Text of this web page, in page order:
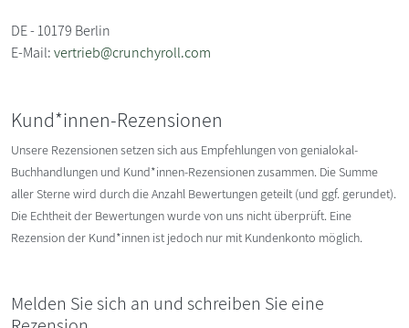
DE - 10179 Berlin
E-Mail:vertrieb@crunchyroll.com
Kund*innen-Rezensionen
Unsere Rezensionen setzen sich aus Empfehlungen von genialokal-
Buchhandlungen und Kund*innen-Rezensionen zusammen. Die Summe
aller Sterne wird durch die Anzahl Bewertungen geteilt (und ggf. gerundet).
Die Echtheit der Bewertungen wurde von uns nicht überprüft. Eine
Rezension der Kund*innen ist jedoch nur mit Kundenkonto möglich.
Melden Sie sich an und schreiben Sie eine